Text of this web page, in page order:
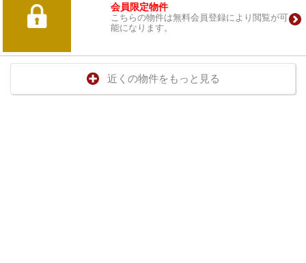
会員限定物件
こちらの物件は無料会員登録により閲覧が可
能になります。
近くの物件をもっと見る